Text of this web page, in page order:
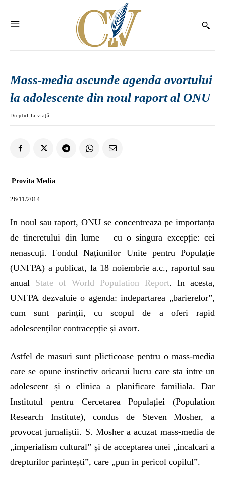
Mass-media ascunde agenda avortului
la adolescente din noul raport al ONU
Dreptul la viață
Provita Media
26/11/2014
In noul sau raport, ONU se concentreaza pe importanța
de tineretului din lume – cu o singura excepție: cei
nenascuți. Fondul Națiunilor Unite pentru Populație
(UNFPA) a publicat, la 18 noiembrie a.c., raportul sau
anual State of World Population Report. In acesta,
UNFPA dezvaluie o agenda: indepartarea „barierelor”,
cum sunt parinții, cu scopul de a oferi rapid
adolescenților contracepție și avort.
Astfel de masuri sunt plicticoase pentru o mass-media
care se opune instinctiv oricarui lucru care sta intre un
adolescent și o clinica a planificare familiala. Dar
Institutul pentru Cercetarea Populației (Population
Research Institute), condus de Steven Mosher, a
provocat jurnaliștii. S. Mosher a acuzat mass-media de
„imperialism cultural” și de acceptarea unei „incalcari a
drepturilor parintești”, care „pun in pericol copilul”.